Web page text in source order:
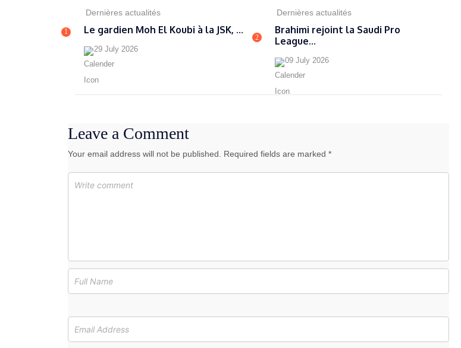
1
Dernières actualités
Le gardien Moh El Koubi à la JSK, ...
29 July 2026
2
Dernières actualités
Brahimi rejoint la Saudi Pro
League...
09 July 2026
Leave a Comment
Your email address will not be published. Required fields are marked *